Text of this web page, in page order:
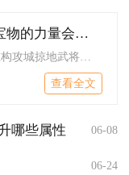
攻城掠地专属宝物的力量会对游戏有何影响
专属宝物会彻底重构攻城掠地武将强度上限、战场玩法逻辑以及资源...
查看全文
哪些属性 06-08
06-24